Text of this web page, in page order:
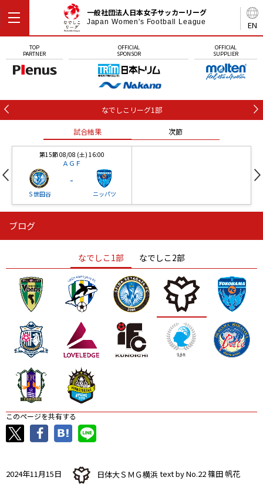
EN
一般社団法人日本女子サッカーリーグ
Japan Women's Football League
TOP
PARTNER
OFFICIAL
SPONSOR
OFFICIAL
SUPPLIER
なでしこリーグ1部
試合結果 次節
第15節 08/08 (土) 16:00
ＡＧＦ
Ｓ世田谷
-
ニッパツ
ニッパツ
ニッパツ 名古屋
石人の星
静岡 愛媛Ｌ
ブログ
なでしこ1部 なでしこ2部
このページを共有する
2024年11月15日 日体大ＳＭＧ横浜 text by No.22 篠田 帆花